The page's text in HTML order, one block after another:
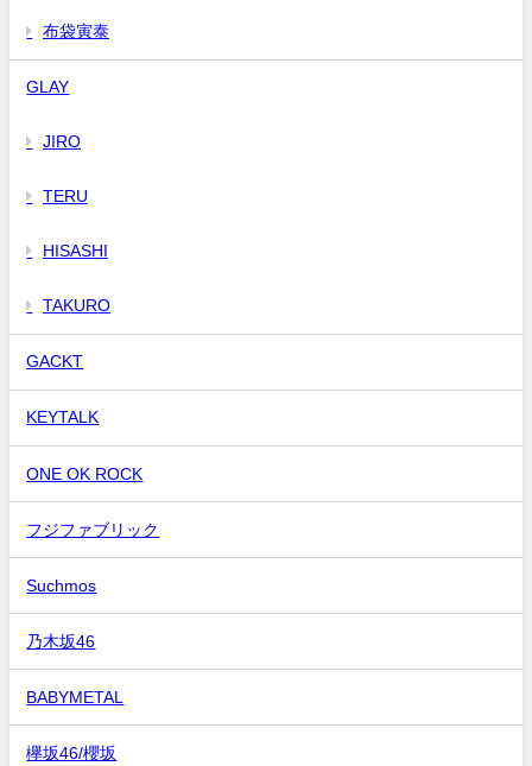
布袋寅泰
GLAY
JIRO
TERU
HISASHI
TAKURO
GACKT
KEYTALK
ONE OK ROCK
フジファブリック
Suchmos
乃木坂46
BABYMETAL
欅坂46/櫻坂